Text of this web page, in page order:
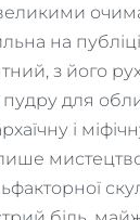
на публіці
з його
для
і